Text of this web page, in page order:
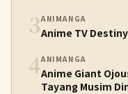
3ANIMANGA
Anime TV
4ANIMANGA
Anime Giant
Tayang Musim